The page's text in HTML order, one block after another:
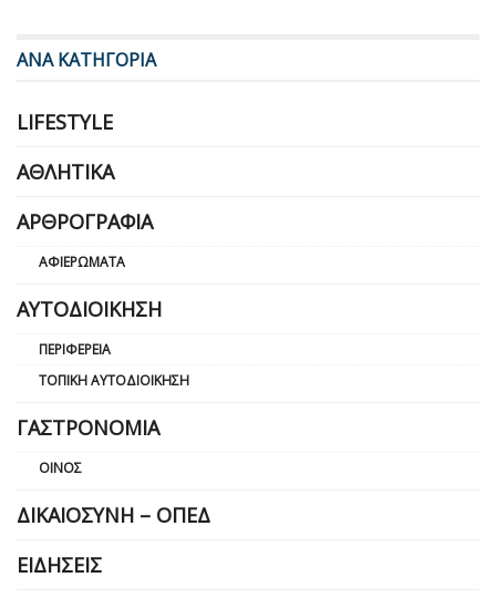
ΑΝΑ ΚΑΤΗΓΟΡΙΑ
LIFESTYLE
ΑΘΛΗΤΙΚΆ
ΑΡΘΡΟΓΡΑΦΊΑ
ΑΦΙΕΡΏΜΑΤΑ
ΑΥΤΟΔΙΟΊΚΗΣΗ
ΠΕΡΙΦΈΡΕΙΑ
ΤΟΠΙΚΉ ΑΥΤΟΔΙΟΊΚΗΣΗ
ΓΑΣΤΡΟΝΟΜΊΑ
ΟΊΝΟΣ
ΔΙΚΑΙΟΣΎΝΗ – ΟΠΕΔ
ΕΙΔΉΣΕΙΣ